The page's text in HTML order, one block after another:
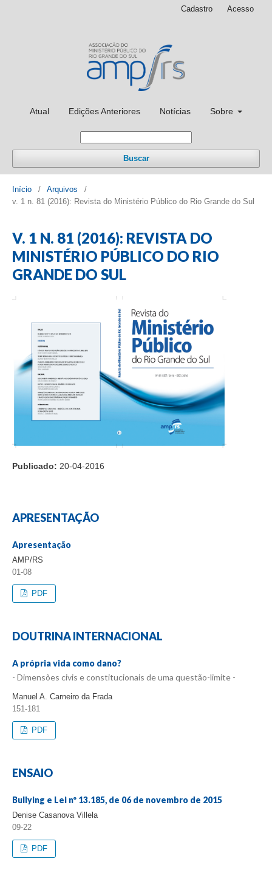
Atual Edições Anteriores Notícias Sobre
Buscar
Cadastro Acesso
Início / Arquivos
/
v. 1 n. 81 (2016): Revista do Ministério Público do Rio Grande do Sul
V. 1 N. 81 (2016): REVISTA DO
MINISTÉRIO PÚBLICO DO RIO
GRANDE DO SUL
Publicado: 20-04-2016
APRESENTAÇÃO
Apresentação
AMP/RS
01-08
PDF
DOUTRINA INTERNACIONAL
A própria vida como dano?
- Dimensões civis e constitucionais de uma questão-limite -
Manuel A. Carneiro da Frada
151-181
PDF
ENSAIO
Bullying e Lei nº 13.185, de 06 de novembro de 2015
Denise Casanova Villela
09-22
PDF